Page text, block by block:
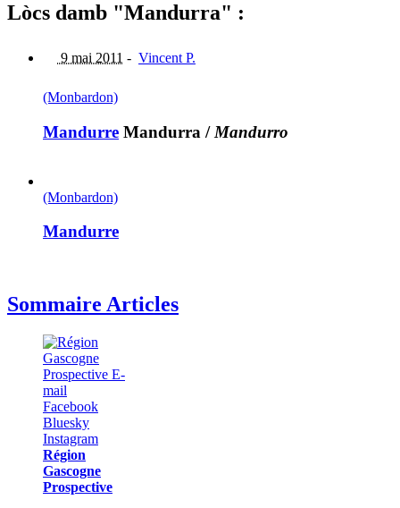
Lòcs damb "Mandurra" :
9 mai 2011 - Vincent P.
(Monbardon)
Mandurre Mandurra / Mandurro
(Monbardon)
Mandurre
Sommaire Articles
Région
Gascogne
Prospective